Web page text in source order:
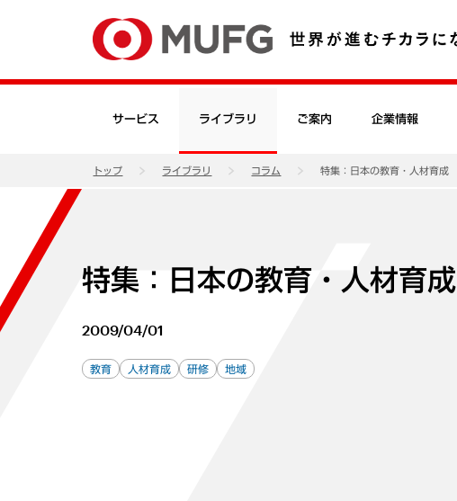
サービス ライブラリ ご案内 企業情報
トップ ライブラリ コラム 特集：日本の教育・人材育成
特集：日本の教育・人材育成
2009/04/01
教育 人材育成 研修 地域